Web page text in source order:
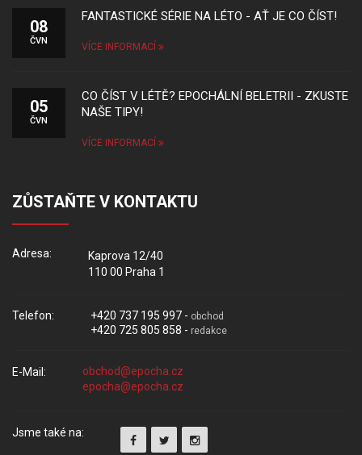
08
ČVN
FANTASTICKÉ SÉRIE NA LÉTO - AŤ JE CO ČÍST!
VÍCE INFORMACÍ
05
ČVN
CO ČÍST V LÉTĚ? EPOCHÁLNÍ BELETRII - ZKUSTE
NAŠE TIPY!
VÍCE INFORMACÍ
ZŮSTAŇTE V KONTAKTU
Adresa:
Kaprova 12/40
110 00 Praha 1
Telefon: +420 737 195 997 - obchod
+420 725 805 858 - redakce
E-Mail:
Jsme také na: